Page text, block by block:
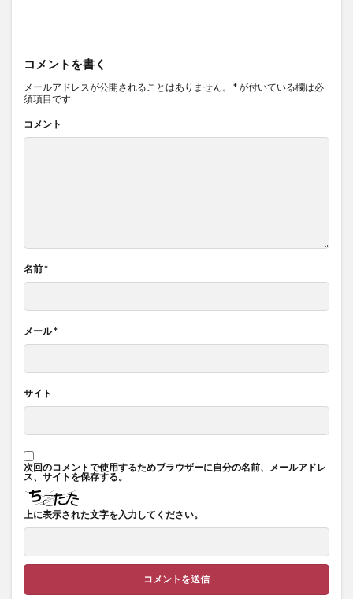
コメントを書く
メールアドレスが公開されることはありません。 *が付いている欄は必
須項目です
コメント
名前*
メール*
サイト
次回のコメントで使用するためブラウザーに自分の名前、メールアドレ
ス、サイトを保存する。
上に表示された文字を入力してください。